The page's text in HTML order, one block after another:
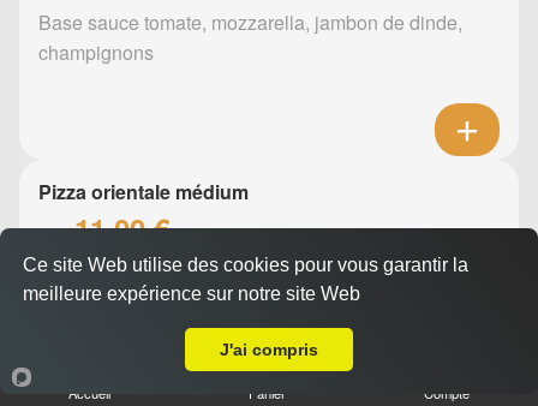
Base sauce tomate, mozzarella, jambon de dinde,
champignons
Pizza orientale médium
Dès11.00 €
Base sauce tomate, mozzarella, merguez, poivrons
Accueil Panier Compte
Ce site Web utilise des cookies pour vous garantir la
meilleure expérience sur notre site Web
J'ai compris